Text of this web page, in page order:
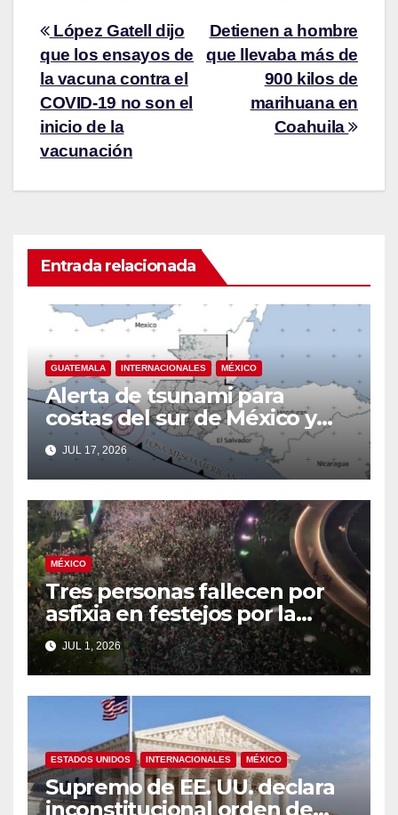
Detienen a hombre
que llevaba más de
900 kilos de
marihuana en
Coahuila
López Gatell dijo
que los ensayos de
la vacuna contra el
COVID-19 no son el
inicio de la
vacunación
Entrada relacionada
GUATEMALA INTERNACIONALES MÉXICO
Alerta de tsunami para
costas del sur de México y
Guatemala tras terremoto de
magnitud 7.4
JUL 17, 2026
MÉXICO
Tres personas fallecen por
asfixia en festejos por la
clasificación de México a
octavos
JUL 1, 2026
ESTADOS UNIDOS INTERNACIONALES MÉXICO
Supremo de EE. UU. declara
inconstitucional orden de